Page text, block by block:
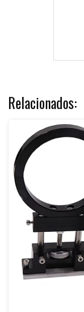
Relacionados: